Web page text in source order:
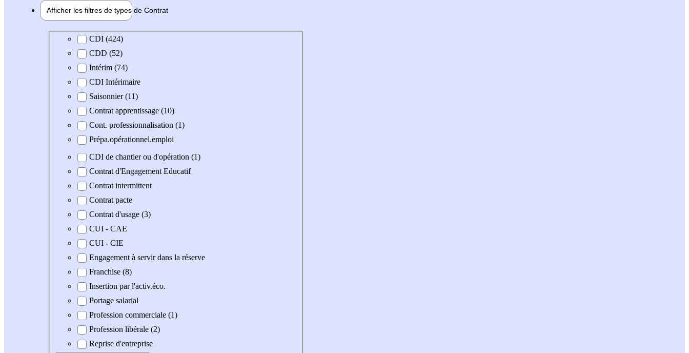
Afficher les filtres de types de Contrat
Type de contratCDI (424)
CDD (52)
Intérim (74)
CDI Intérimaire
Saisonnier (11)
Contrat apprentissage (10)
Cont. professionnalisation (1)
Prépa.opérationnel.emploi
CDI de chantier ou d'opération (1)
Contrat d'Engagement Educatif
Contrat intermittent
Contrat pacte
Contrat d'usage (3)
CUI - CAE
CUI - CIE
Engagement à servir dans la réserve
Franchise (8)
Insertion par l'activ.éco.
Portage salarial
Profession commerciale (1)
Profession libérale (2)
Reprise d'entreprise